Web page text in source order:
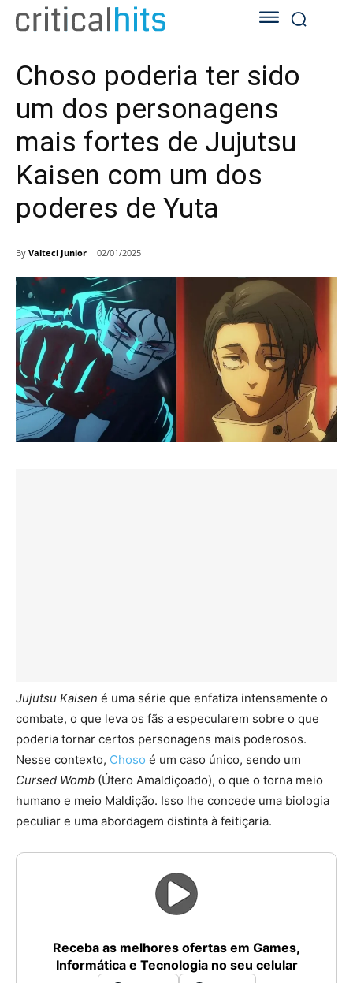
Choso poderia ter sido
um dos personagens
mais fortes de Jujutsu
Kaisen com um dos
poderes de Yuta
By Valteci Junior 02/01/2025
Jujutsu Kaisen é uma série que enfatiza intensamente o
combate, o que leva os fãs a especularem sobre o que
poderia tornar certos personagens mais poderosos.
Nesse contexto, Choso é um caso único, sendo um
Cursed Womb (Útero Amaldiçoado), o que o torna meio
humano e meio Maldição. Isso lhe concede uma biologia
peculiar e uma abordagem distinta à feitiçaria.
Receba as melhores ofertas em Games,
Informática e Tecnologia no seu celular